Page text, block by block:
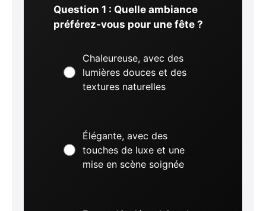
Question 1 : Quelle ambiance
préférez-vous pour une fête ?
Chaleureuse, avec des
lumières douces et des
textures naturelles
Élégante, avec des
touches de luxe et une
mise en scène soignée